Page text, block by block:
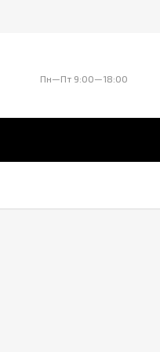
Пн—Пт 9:00—18:00